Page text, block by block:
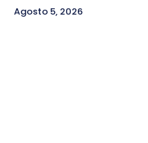
Agosto 5, 2026